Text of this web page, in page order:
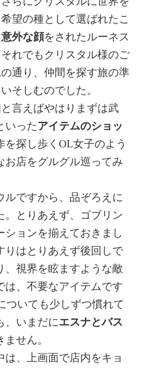
望の種として選ばれたこ
意外な顔をされたルーネス
れでもクリスタル様のご
通り、仲間を探す旅の準
そしむのでした。
言えばやはりまずは武
いったアイテムのショッ
を探し歩くOL女子のよう
お店をグルグル巡ってみ
ルですから、品ぞろえに
。とりあえず、ゴブリン
ションを揃えておきまし
りはとりあえず後回しで
、視界を眩ますような敵
は、不要なアイテムです
ついても少しずつ慣れて
、いまだにエスナとバス
せん。
、上画面で店内をキョ